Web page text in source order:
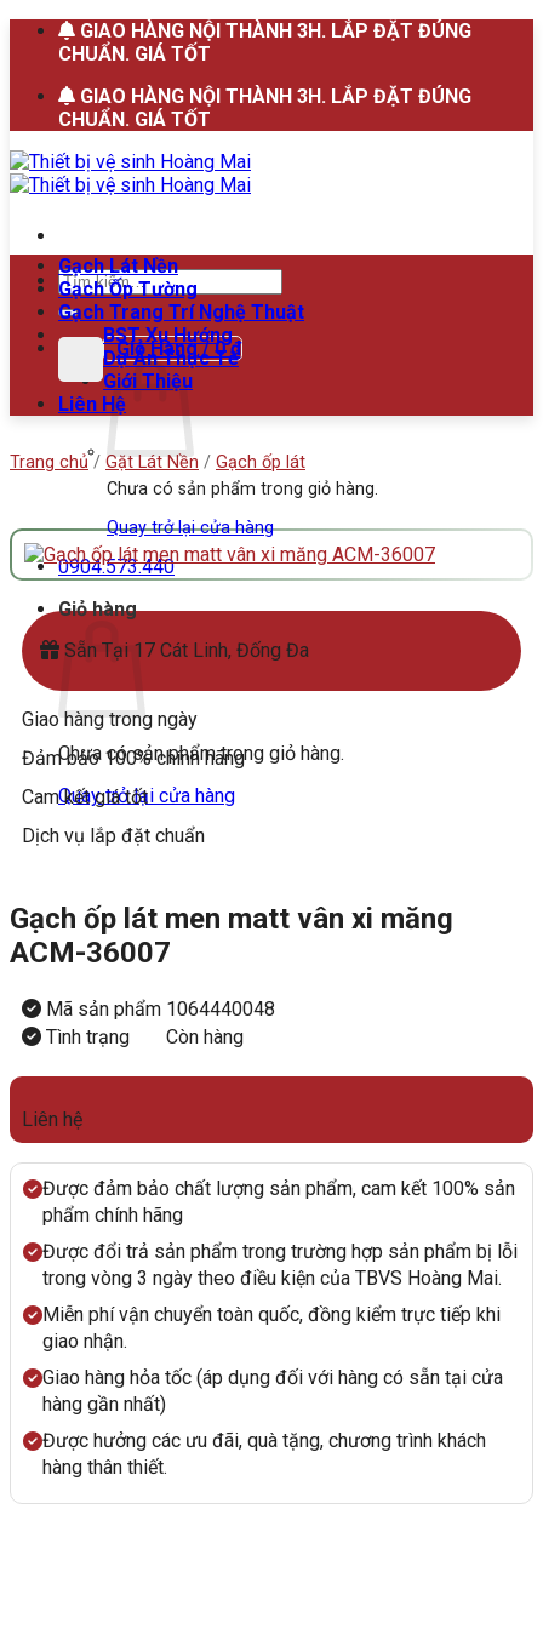
dung
GIAO HÀNG NỘI THÀNH 3H. LẮP ĐẶT ĐÚNG
CHUẨN. GIÁ TỐT
GIAO HÀNG NỘI THÀNH 3H. LẮP ĐẶT ĐÚNG
CHUẨN. GIÁ TỐT
Tìm
kiếm:
Giỏ Hàng /0₫
Chưa có sản phẩm trong giỏ hàng.
Quay trở lại cửa hàng
0904.573.440
Giỏ hàng
Chưa có sản phẩm trong giỏ hàng.
Quay trở lại cửa hàng
Gạch Lát Nền
Gạch Ốp Tường
Gạch Trang Trí Nghệ Thuật
BST Xu Hướng
Dự Án Thực Tế
Giới Thiệu
Liên Hệ
Trang chủ / Gặt Lát Nền / Gạch ốp lát
Sẵn Tại 17 Cát Linh, Đống Đa
Giao hàng trong ngày
Đảm bảo 100% chính hãng
Cam kết giá tốt
Dịch vụ lắp đặt chuẩn
Gạch ốp lát men matt vân xi măng
ACM-36007
Mã sản phẩm 1064440048
Tình trạng
Còn hàng
Liên hệ
Được đảm bảo chất lượng sản phẩm, cam kết 100% sản
phẩm chính hãng
Được đổi trả sản phẩm trong trường hợp sản phẩm bị lỗi
trong vòng 3 ngày theo điều kiện của TBVS Hoàng Mai.
Miễn phí vận chuyển toàn quốc, đồng kiểm trực tiếp khi
giao nhận.
Giao hàng hỏa tốc (áp dụng đối với hàng có sẵn tại cửa
hàng gần nhất)
Được hưởng các ưu đãi, quà tặng, chương trình khách
hàng thân thiết.